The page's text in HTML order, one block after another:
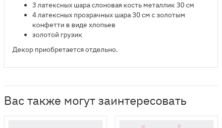
3 латексных шара слоновая кость металлик 30 см
4 латексных прозрачных шара 30 см с золотым
конфетти в виде хлопьев
золотой грузик
Декор приобретается отдельно.
Вас также могут заинтересовать